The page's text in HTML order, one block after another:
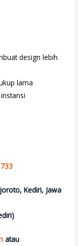
design lebih
lama
Kediri, Jawa
atau